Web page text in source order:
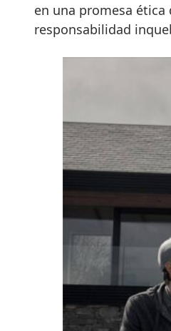
en una promesa ética
responsabilidad